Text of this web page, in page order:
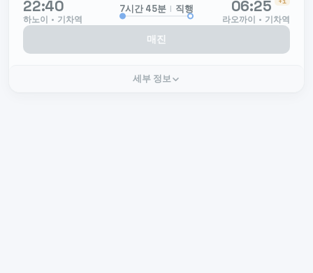
22:40
하노이 • 기차역
7시간 45분 | 직행 06:25
라오까이 • 기차역
매진
세부 정보